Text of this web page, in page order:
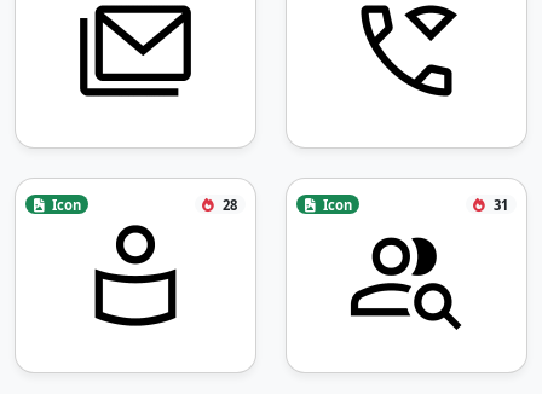
Icon 28 Icon 31